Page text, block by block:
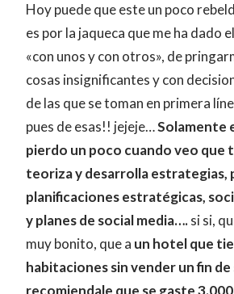
Hoy puede que este un poco
es por la jaqueca que me ha dado
«con unos y con otros», de
cosas insignificantes y con
de las que se toman en primera
pues de esas!! jejeje…Solamente
pierdo un poco cuando veo que
teoriza y desarrolla estrategias,
planificaciones estratégicas,
y planes de social media….si si,
muy bonito, que a un hotel que
habitaciones sin vender un fin de